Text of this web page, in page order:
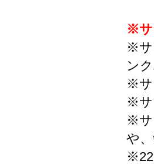
※サ
※サ
ン
※サ
※サ
※サ
や
※22